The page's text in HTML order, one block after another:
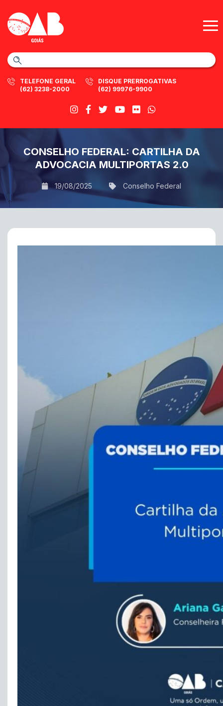
TELEFONE GERAL
(62) 3238-2000
DISQUE PRERROGATIVAS
(62) 99976-9900
CONSELHO FEDERAL: CARTILHA DA
ADVOCACIA MULTIPORTAS 2.0
19/08/2025 Conselho Federal